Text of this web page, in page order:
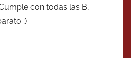
con todas las B,
;)